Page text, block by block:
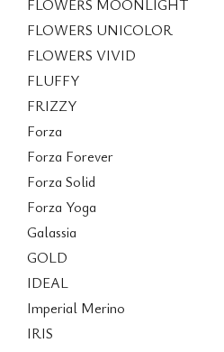
FLOWERS MOONLIGHT
FLOWERS UNICOLOR
FLOWERS VIVID
FLUFFY
FRIZZY
Forza
Forza Forever
Forza Solid
Forza Yoga
Galassia
GOLD
IDEAL
Imperial Merino
IRIS